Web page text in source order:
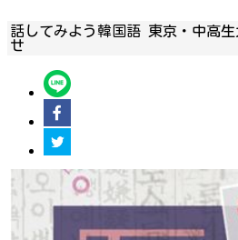
話してみよう韓国語 東京・中高
せ